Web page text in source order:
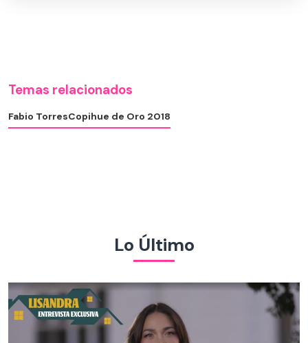
Temas relacionados
Fabio TorresCopihue de Oro 2018
Lo Último